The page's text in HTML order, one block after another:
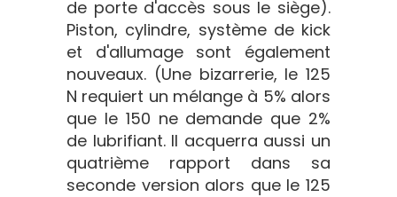
de porte d'accès sous le siège).
Piston, cylindre, système de kick
et d'allumage sont également
nouveaux. (Une bizarrerie, le 125
N requiert un mélange à 5% alors
que le 150 ne demande que 2%
de lubrifiant. Il acquerra aussi un
quatrième rapport dans sa
seconde version alors que le 125